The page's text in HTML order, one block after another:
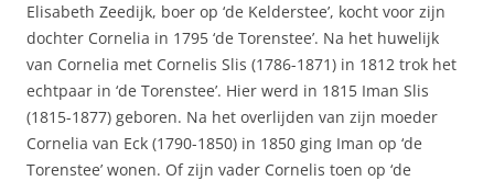
Elisabeth Zeedijk, boer op ‘de Kelderstee’, kocht voor zijn
dochter Cornelia in 1795 ‘de Torenstee’. Na het huwelijk
van Cornelia met Cornelis Slis (1786-1871) in 1812 trok het
echtpaar in ‘de Torenstee’. Hier werd in 1815 Iman Slis
(1815-1877) geboren. Na het overlijden van zijn moeder
Cornelia van Eck (1790-1850) in 1850 ging Iman op ‘de
Torenstee’ wonen. Of zijn vader Cornelis toen op ‘de